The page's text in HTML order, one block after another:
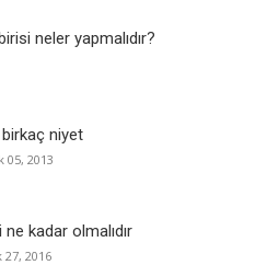
neler yapmalıdır?
niyet
05, 2013
kadar olmalıdır
27, 2016